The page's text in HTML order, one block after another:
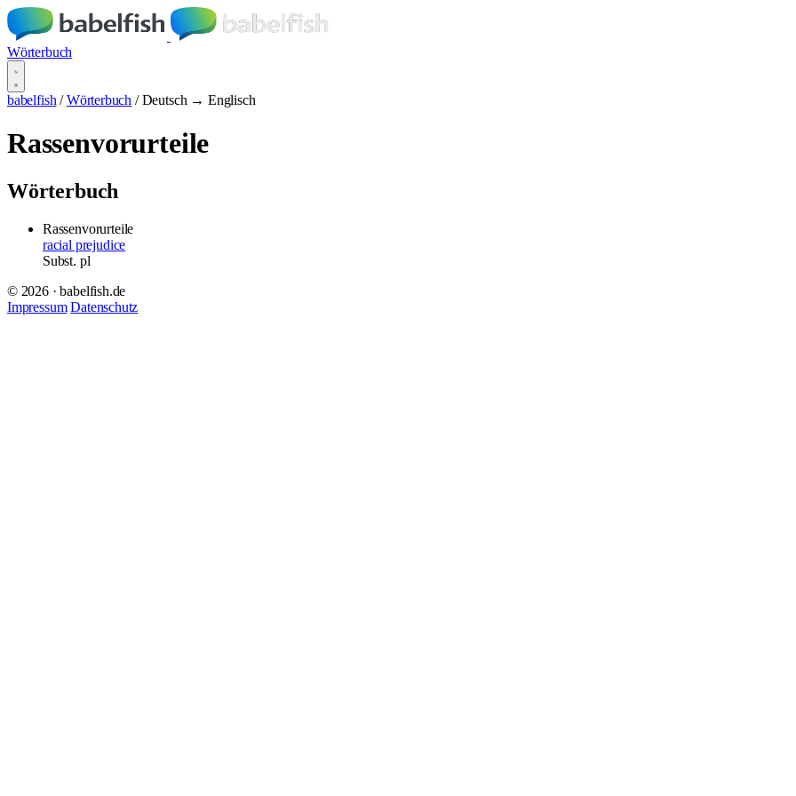
Wörterbuch
babelfish / Wörterbuch / Deutsch → Englisch
Rassenvorurteile
Wörterbuch
Rassenvorurteile
racial prejudice
Subst. pl
© 2026 · babelfish.de
Impressum Datenschutz